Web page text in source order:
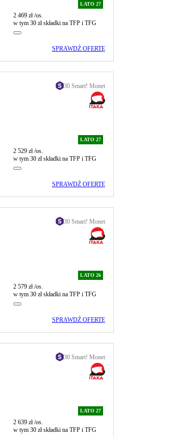
LATO 27
2 469 zł/os.
w tym 30 zł składki na TFP i TFG
SPRAWDŹ OFERTĘ
30 Smart! Monet
LATO 27
2 529 zł/os.
w tym 30 zł składki na TFP i TFG
SPRAWDŹ OFERTĘ
30 Smart! Monet
LATO 26
2 579 zł/os.
w tym 30 zł składki na TFP i TFG
SPRAWDŹ OFERTĘ
30 Smart! Monet
LATO 27
2 639 zł/os.
w tym 30 zł składki na TFP i TFG